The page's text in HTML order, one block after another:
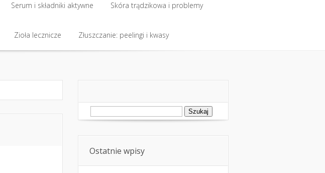
Codzienna pielęgnacja skóry Dieta i odchudzanie Inne
Serum i składniki aktywne
Serum i składniki aktywne
Skóra trądzikowa i problemy
Skóra trądzikowa i problemy
Zioła lecznicze Złuszczanie: peelingi i kwasy
Szukaj:
Ostatnie wpisy